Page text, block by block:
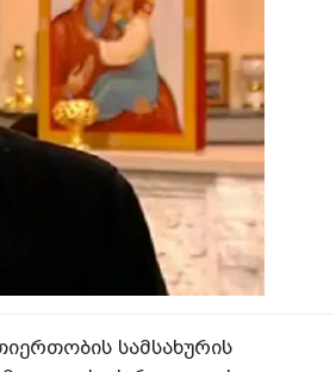
სამსახურის